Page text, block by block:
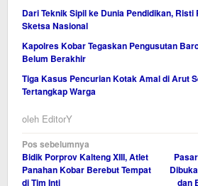
Dari Teknik Sipil ke Dunia Pendidikan, Risti
Sketsa Nasional
Kapolres Kobar Tegaskan Pengusutan
Belum Berakhir
Tiga Kasus Pencurian Kotak Amal di Arut
Tertangkap Warga
oleh EditorY
Navigasi
pos
Pos sebelumnya
Bidik Porprov Kalteng XIII, Atlet
Panahan Kobar Berebut Tempat
di Tim Inti
dan